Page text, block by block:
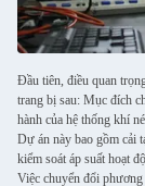
Đầu tiên, điều quan
trang bị sau: Mục đích
hành của hệ thống khí
Dự án này bao gồm cải
kiểm soát áp suất hoạt
Việc chuyển đổi